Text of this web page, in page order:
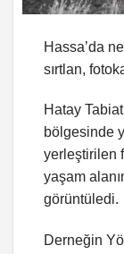
Hassa’da
sırtlan,
Hatay
bölgesinde
yerleştirilen
yaşam
görüntüledi.
Derneğin